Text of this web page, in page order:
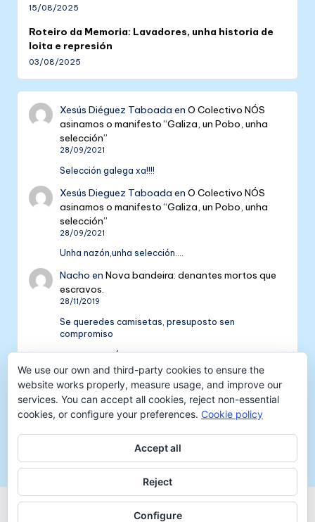
15/08/2025
Roteiro da Memoria: Lavadores, unha historia de
loita e represión
03/08/2025
Xesús Diéguez Taboada enO Colectivo NÓS
asinamos o manifesto “Galiza, un Pobo, unha
selección”
28/09/2021
Selección galega xa!!!!
Xesús Dieguez Taboada enO Colectivo NÓS
asinamos o manifesto “Galiza, un Pobo, unha
selección”
28/09/2021
Unha nazón,unha selección....
Nacho enNova bandeira: denantes mortos que
escravos.
28/11/2019
Se queredes camisetas, presuposto sen
compromiso
Colectivo NÓS: 5 anos de galeguismo e celtismo
| Colectivo NósenV Aniversario do Colectivo
NÓS
16/09/2018
[…] mil tempadas máis. E por iso convidámosvos a
Colectivo NÓS
We use our own and third-party cookies to ensure the
website works properly, measure usage, and improve our
services. You can accept all cookies, reject non-essential
cookies, or configure your preferences. Cookie policy
Accept all
Reject
Configure